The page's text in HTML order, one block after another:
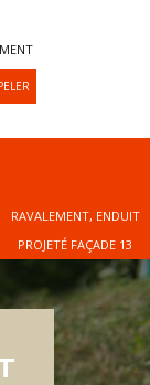
RAVALEMENT, ENDUIT
PROJETÉ FAÇADE 13